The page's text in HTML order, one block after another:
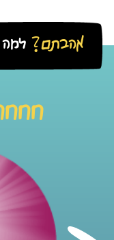
אהבתם?